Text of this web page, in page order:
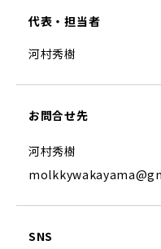
代表・担当者
河村秀樹
お問合せ先
河村秀樹
SNS